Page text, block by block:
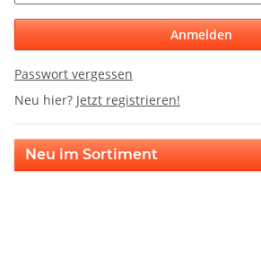
Anmelden
Passwort vergessen
Neu hier? Jetzt registrieren!
Neu im Sortiment